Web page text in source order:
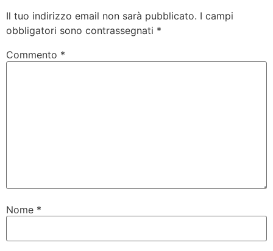
Il tuo indirizzo email non sarà pubblicato. I campi
obbligatori sono contrassegnati *
Commento *
Nome *